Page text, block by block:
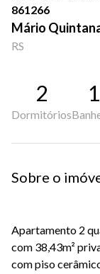
861266
Mário
RS
2
Dormitórios
1
Sobre o
Apartamento 2
com 38,43m²
com piso